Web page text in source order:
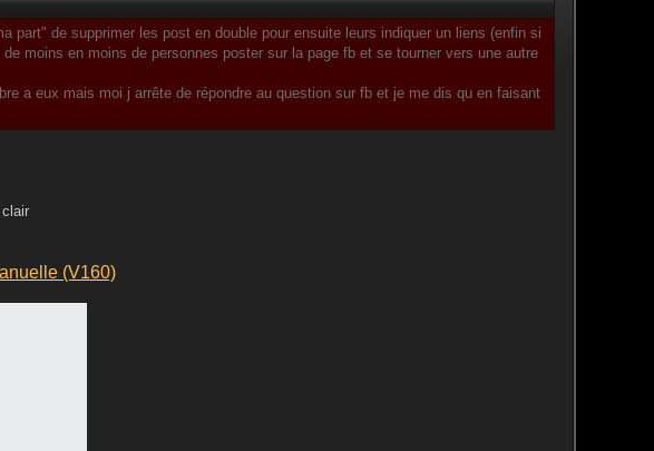
part" de supprimer les post en double pour ensuite leurs indiquer un liens (enfin si
moins en moins de personnes poster sur la page fb et se tourner vers une autre
a eux mais moi j arrête de répondre au question sur fb et je me dis qu en faisant
(V160)